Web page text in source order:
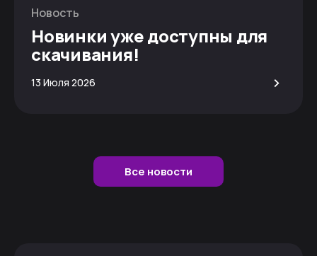
Новость
Новинки уже доступны для
скачивания!
13 Июля 2026 >
Все новости